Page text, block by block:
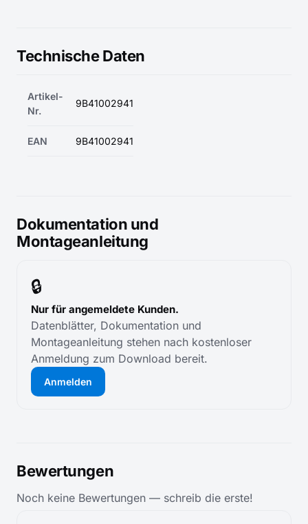
Technische Daten
Artikel-
Nr.
9B41002941
EAN 9B41002941
Dokumentation und
Montageanleitung
🔒
Nur für angemeldete Kunden.
Datenblätter, Dokumentation und
Montageanleitung stehen nach kostenloser
Anmeldung zum Download bereit.
Anmelden
Bewertungen
Noch keine Bewertungen — schreib die erste!